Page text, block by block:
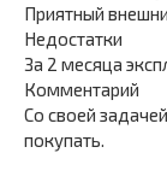
Приятный
Недостатки
За 2 месяца
Комментарий
Со своей
покупать.